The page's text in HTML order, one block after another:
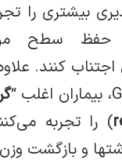
بیشتری را
سطح
کنند.
) را تجربه
و بازگشت